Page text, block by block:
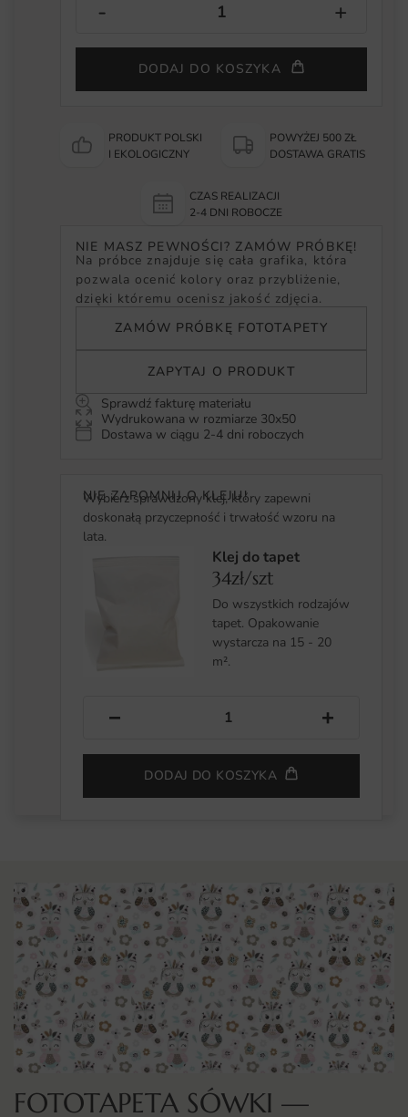
DODAJ DO KOSZYKA
PRODUKT POLSKI
I EKOLOGICZNY
POWYŻEJ 500 ZŁ
DOSTAWA GRATIS
CZAS REALIZACJI
2-4 DNI ROBOCZE
NIE MASZ PEWNOŚCI? ZAMÓW PRÓBKĘ!
Na próbce znajduje się cała grafika, która
pozwala ocenić kolory oraz przybliżenie,
dzięki któremu ocenisz jakość zdjęcia.
ZAMÓW PRÓBKĘ FOTOTAPETY
ZAPYTAJ O PRODUKT
Sprawdź fakturę materiału
Wydrukowana w rozmiarze 30x50
Dostawa w ciągu 2-4 dni roboczych
NIE ZAPOMNIJ O KLEJU!
Wybierz sprawdzony klej, który zapewni
doskonałą przyczepność i trwałość wzoru na
lata.
Klej do tapet
34zł/szt
Do wszystkich rodzajów
tapet. Opakowanie
wystarcza na 15 - 20
m².
− +
DODAJ DO KOSZYKA
FOTOTAPETA SÓWKI —